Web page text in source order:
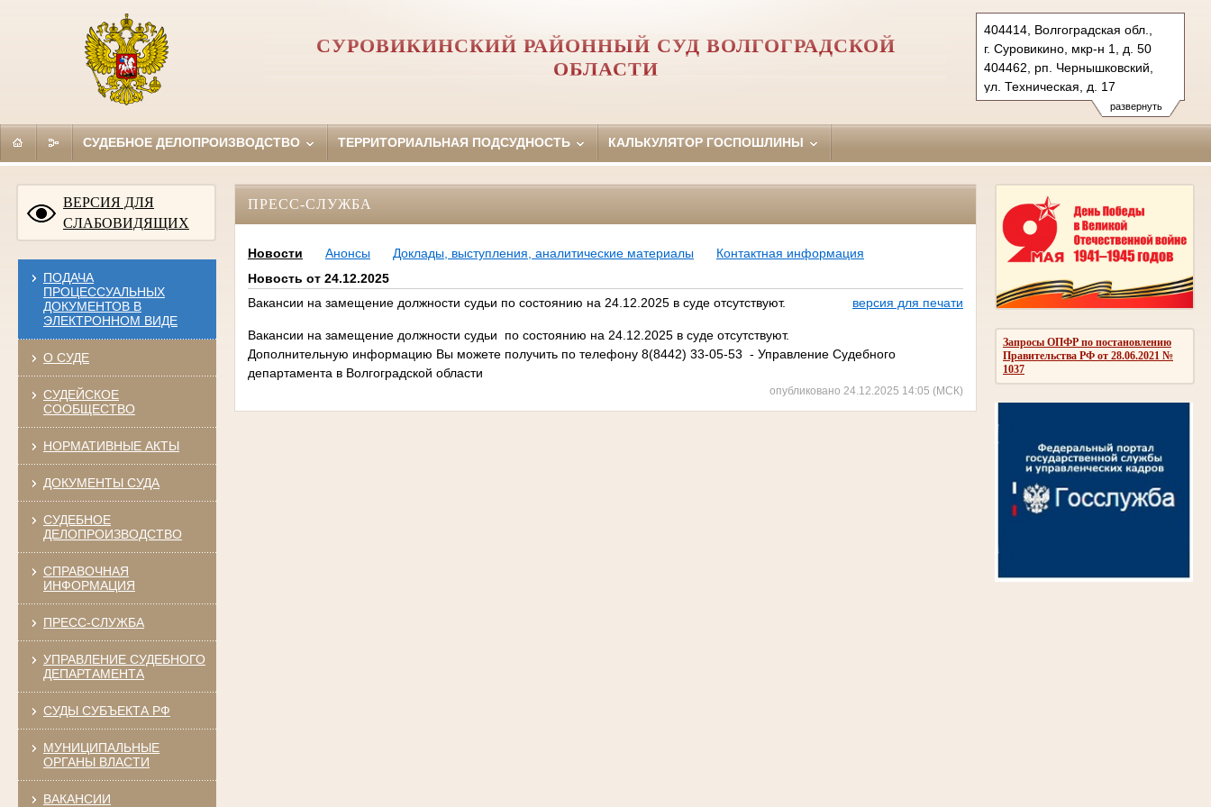
развернуть
404414, Волгоградская обл.,
г. Суровикино, мкр-н 1, д. 50
404462, рп. Чернышковский,
ул. Техническая, д. 17
Тел.: (84473) 2-51-10
surov.vol@sudrf.ru
СУРОВИКИНСКИЙ РАЙОННЫЙ СУД ВОЛГОГРАДСКОЙ
ОБЛАСТИ
СУДЕБНОЕ ДЕЛОПРОИЗВОДСТВО ТЕРРИТОРИАЛЬНАЯ ПОДСУДНОСТЬ КАЛЬКУЛЯТОР ГОСПОШЛИНЫ
ВЕРСИЯ ДЛЯ
СЛАБОВИДЯЩИХ
ПОДАЧА
ПРОЦЕССУАЛЬНЫХ
ДОКУМЕНТОВ В
ЭЛЕКТРОННОМ ВИДЕ
О СУДЕ
СУДЕЙСКОЕ
СООБЩЕСТВО
НОРМАТИВНЫЕ АКТЫ
ДОКУМЕНТЫ СУДА
СУДЕБНОЕ
ДЕЛОПРОИЗВОДСТВО
СПРАВОЧНАЯ
ИНФОРМАЦИЯ
ПРЕСС-СЛУЖБА
УПРАВЛЕНИЕ СУДЕБНОГО
ДЕПАРТАМЕНТА
СУДЫ СУБЪЕКТА РФ
МУНИЦИПАЛЬНЫЕ
ОРГАНЫ ВЛАСТИ
ВАКАНСИИ
Запросы ОПФР по постановлению
Правительства РФ от 28.06.2021 №
1037
ПРЕСС-СЛУЖБА
Новости Анонсы Доклады, выступления, аналитические материалы
Контактная информация
Новость от 24.12.2025
Вакансии на замещение должности судьи по состоянию на 24.12.2025 в суде отсутствуют.
версия для печати
Вакансии на замещение должности судьи по состоянию на 24.12.2025 в суде отсутствуют.
Дополнительную информацию Вы можете получить по телефону 8(8442) 33-05-53 - Управление Судебного
департамента в Волгоградской области
опубликовано 24.12.2025 14:05 (МСК)